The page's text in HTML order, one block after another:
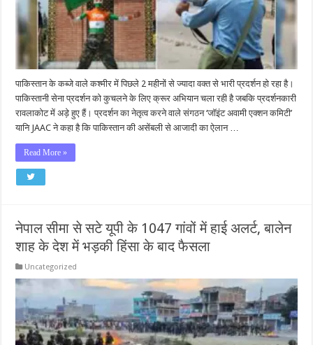
पाकिस्तान के कब्जे वाले कश्मीर में पिछले 2 महीनों से ज्यादा वक्त से भारी प्रदर्शन हो रहा है।
पाकिस्तानी सेना प्रदर्शन को कुचलने के लिए क्रूर अभियान चला रही है जबकि प्रदर्शनकारी
रावलाकोट में अड़े हुए हैं। प्रदर्शन का नेतृत्व करने वाले संगठन ‘जॉइंट अवामी एक्शन कमिटी’
यानि JAAC ने कहा है कि पाकिस्तान की असेंबली से आजादी का ऐलान …
Read More »
नेपाल सीमा से सटे यूपी के 1047 गांवों में हाई अलर्ट, बालेन
शाह के देश में भड़की हिंसा के बाद फैसला
Uncategorized